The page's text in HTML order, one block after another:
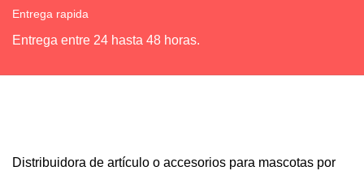
Entrega rapida
Entrega entre 24 hasta 48 horas.
Distribuidora de artículo o accesorios para mascotas por